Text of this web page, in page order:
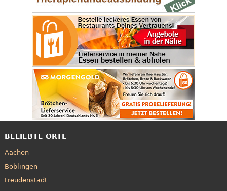
BELIEBTE ORTE
Aachen
Böblingen
Freudenstadt